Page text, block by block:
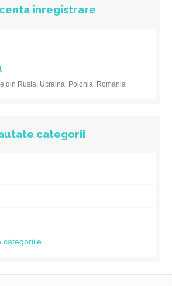
inregistrare
din Rusia, Ucraina, Polonia, Romania
categorii
categoriile